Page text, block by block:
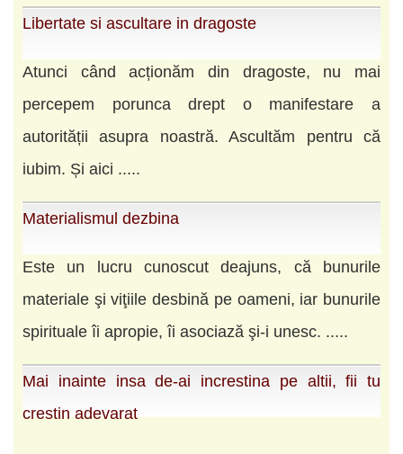
Libertate si ascultare in dragoste
Atunci când acționăm din dragoste, nu mai
percepem porunca drept o manifestare a
autorității asupra noastră. Ascultăm pentru că
iubim. Și aici .....
Materialismul dezbina
Este un lucru cunoscut deajuns, că bunurile
materiale şi viţiile desbină pe oameni, iar bunurile
spirituale îi apropie, îi asociază şi-i unesc. .....
Mai inainte insa de-ai increstina pe altii, fii tu
crestin adevarat